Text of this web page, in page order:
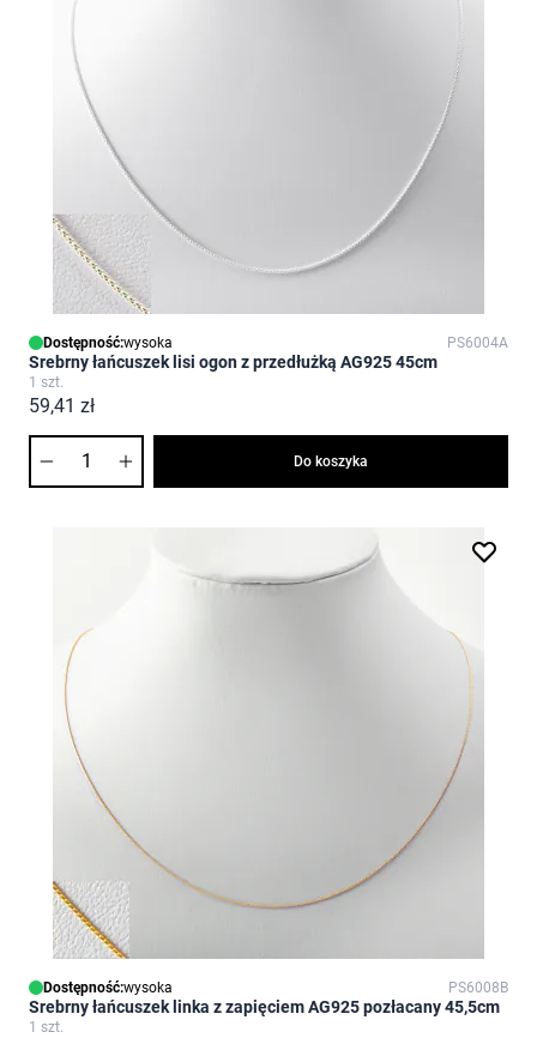
Dostępność:wysoka PS6004A
Srebrny łańcuszek lisi ogon z przedłużką AG925 45cm
1 szt.
59,41 zł
Do koszyka
Dostępność:wysoka PS6008B
Srebrny łańcuszek linka z zapięciem AG925 pozłacany 45,5cm
1 szt.